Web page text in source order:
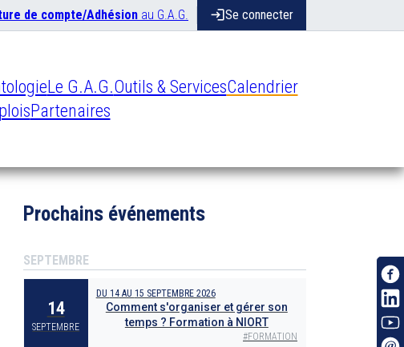
de compte/Adhésion au G.A.G. loginSe connecter
Le G.A.G.Outils & ServicesCalendrier
Partenaires
Prochains événements
SEPTEMBRE
14
SEPTEMBRE
DU 14AU 15 SEPTEMBRE 2026
Comment s'organiser et gérer son
temps ? Formation à NIORT
#FORMATION